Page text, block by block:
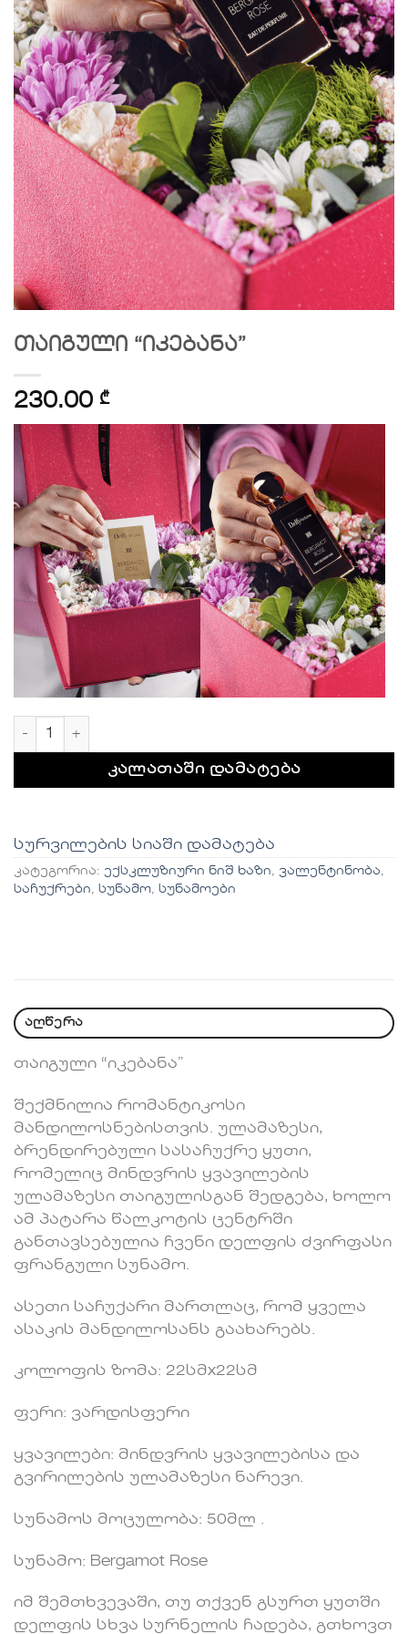
თაიგული “იკებანა”
230.00 ₾
რაოდენობა: თაიგული "იკებანა"
კალათაში დამატება
სურვილების სიაში დამატება
კატეგორია: ექსკლუზიური ნიშ ხაზი, ვალენტინობა,
საჩუქრები, სუნამო, სუნამოები
აღწერა
თაიგული “იკებანა”
შექმნილია რომანტიკოსი
მანდილოსნებისთვის. ულამაზესი,
ბრენდირებული სასაჩუქრე ყუთი,
რომელიც მინდვრის ყვავილების
ულამაზესი თაიგულისგან შედგება, ხოლო
ამ პატარა წალკოტის ცენტრში
განთავსებულია ჩვენი დელფის ძვირფასი
ფრანგული სუნამო.
ასეთი საჩუქარი მართლაც, რომ ყველა
ასაკის მანდილოსანს გაახარებს.
კოლოფის ზომა: 22სმx22სმ
ფერი: ვარდისფერი
ყვავილები: მინდვრის ყვავილებისა და
გვირილების ულამაზესი ნარევი.
სუნამოს მოცულობა: 50მლ .
სუნამო: Bergamot Rose
იმ შემთხვევაში, თუ თქვენ გსურთ ყუთში
დელფის სხვა სურნელის ჩადება, გთხოვთ